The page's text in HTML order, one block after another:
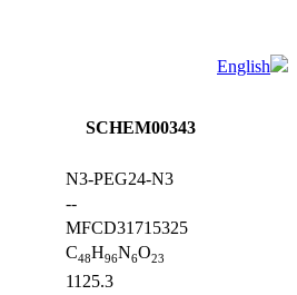
English
SCHEM00343
N3-PEG24-N3
--
MFCD31715325
C48H96N6O23
1125.3